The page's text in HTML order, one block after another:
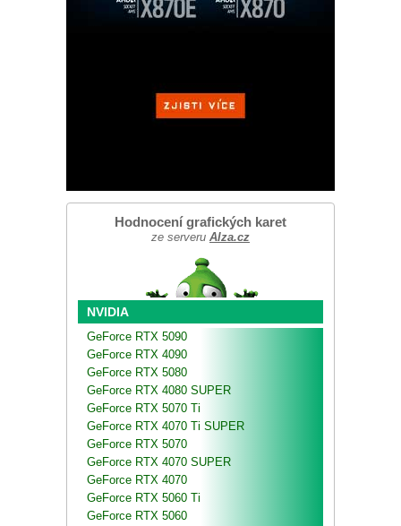
Hodnocení grafických karet
ze serveru Alza.cz
NVIDIA
GeForce RTX 5090
GeForce RTX 4090
GeForce RTX 5080
GeForce RTX 4080 SUPER
GeForce RTX 5070 Ti
GeForce RTX 4070 Ti SUPER
GeForce RTX 5070
GeForce RTX 4070 SUPER
GeForce RTX 4070
GeForce RTX 5060 Ti
GeForce RTX 5060